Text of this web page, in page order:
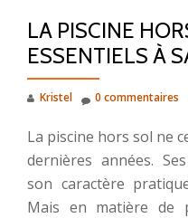
LA PISCINE
ESSENTIELS À
Kristel 0 commentaires
La piscine hors sol ne
dernières années.
son caractère
Mais en matière de